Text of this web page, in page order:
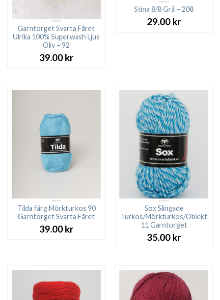
Garntorget Svarta Fåret
Ulrika 100% Superwash Ljus
Oliv – 92
39.00 kr
Stina 8/8 Grå – 208
29.00 kr
Tilda färg Mörkturkos 90
Garntorget Svarta Fåret
39.00 kr
Sox Slingade
Turkos/Mörkturkos/Oblekt
11 Garntorget
35.00 kr